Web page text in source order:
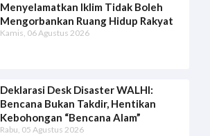
Menyelamatkan Iklim Tidak Boleh
Mengorbankan Ruang Hidup Rakyat
Kamis, 06 Agustus 2026
Deklarasi Desk Disaster WALHI:
Bencana Bukan Takdir, Hentikan
Kebohongan “Bencana Alam”
Rabu, 05 Agustus 2026